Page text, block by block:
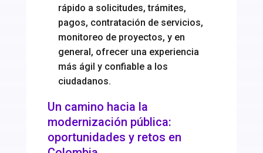
rápido a solicitudes, trámites,
pagos, contratación de servicios,
monitoreo de proyectos, y en
general, ofrecer una experiencia
más ágil y confiable a los
ciudadanos.
Un camino hacia la
modernización pública:
oportunidades y retos en